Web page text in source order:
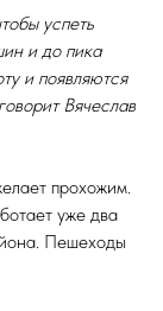
успеть
и до пика
и появляются
Вячеслав
прохожим.
уже два
Пешеходы